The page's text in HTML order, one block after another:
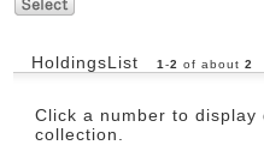
HoldingsList 1 -2 of about 2
Click a number to display
collection.